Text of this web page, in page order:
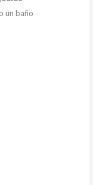
un baño